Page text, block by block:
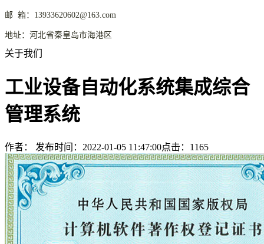
邮 箱：13933620602@163.com
地址：河北省秦皇岛市海港区
关于我们
工业设备自动化系统集成综合
管理系统
作者： 发布时间：2022-01-05 11:47:00点击：1165